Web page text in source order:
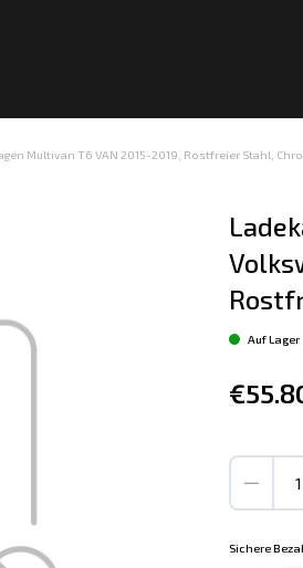
Multivan T6 VAN 2015-2019, Rostfreier Stahl,
Auf Lager
Sichere